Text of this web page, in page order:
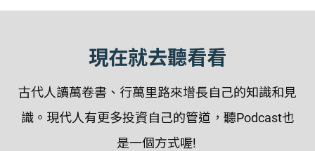
現在就去聽看看
古代人讀萬卷書、行萬里路來增長自己的知識和見
識。現代人有更多投資自己的管道，聽Podcast也
是一個方式喔!